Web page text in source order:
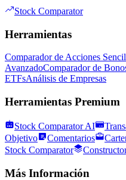
Stock Comparator
Herramientas
Comparador de Acciones
AvanzadoComparador de
ETFsAnálisis de Empresas
Herramientas Premium
Stock Comparator AI
Objetivo
Comentarios
Stock Comparator
Más Información